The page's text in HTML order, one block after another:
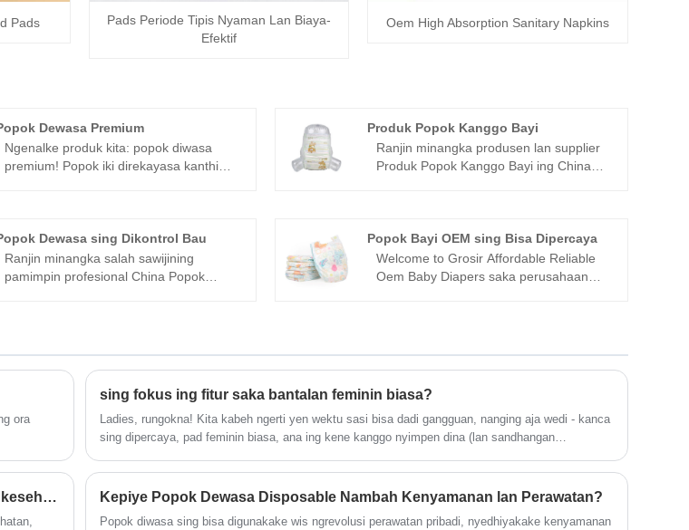
Pads
Pads Periode Tipis Nyaman Lan Biaya-
Efektif
Oem High Absorption Sanitary Napkins
Dewasa Premium
Ngenalke produk kita: popok diwasa
premium! Popok iki direkayasa kanthi
mbutuhake.
Produk Popok Kanggo Bayi
Ranjin minangka produsen lan supplier
Produk Popok Kanggo Bayi ing China
kanggo sampeyan.
Dewasa sing Dikontrol Bau
Ranjin minangka salah sawijining
pamimpin profesional China Popok
sing kerep ngalami ambu ora enak
amarga inkontinensia urin utawa usus?
Kita ngerti carane akeh banget lan isin
iki bisa aran, kang kok kita bungah
kanggo introduce produk Newest kita -
odor control adult diapers .
Popok Bayi OEM sing Bisa Dipercaya
Welcome to Grosir Affordable Reliable
Oem Baby Diapers saka perusahaan
sampeyan, lan nyedhiyakake layanan
ora
sing fokus ing fitur saka bantalan feminin biasa?
Ladies, rungokna! Kita kabeh ngerti yen wektu sasi bisa dadi gangguan, nanging aja wedi - kanca
sing dipercaya, pad feminin biasa, ana ing kene kanggo nyimpen dina (lan sandhangan
Napa sampeyan kudu milih napkin kebersihan fungsional kanggo kesehatan lan kenyamanan sing luwih apik? Kepiye Popok Dewasa Disposable Nambah Kenyamanan lan Perawatan?
Popok diwasa sing bisa digunakake wis ngrevolusi perawatan pribadi, nyedhiyakake kenyamanan